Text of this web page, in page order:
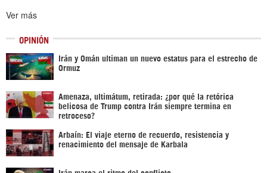
Ver más
OPINIÓN
Irán y Omán ultiman un nuevo estatus para el estrecho de
Ormuz
Amenaza, ultimátum, retirada: ¿por qué la retórica
belicosa de Trump contra Irán siempre termina en
retroceso?
Arbaín: El viaje eterno de recuerdo, resistencia y
renacimiento del mensaje de Karbala
Irán marca el ritmo del conflicto